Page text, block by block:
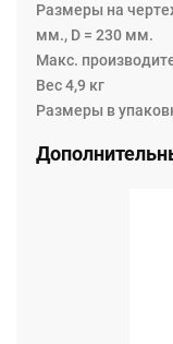
трубопроводов,
потока) для
применяется для
для
эксплуатации:
Размеры на
мм., D = 230 мм.
Макс.
Вес 4,9 кг
Размеры в